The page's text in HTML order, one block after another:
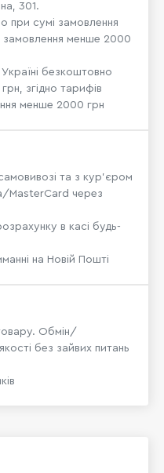
301.
при сумі замовлення
замовлення менше 2000
безкоштовно
згідно тарифів
менше 2000 грн
та з кур’єром
MasterCard через
в касі будь-
на Новій Пошті
Обмін/
без зайвих питань